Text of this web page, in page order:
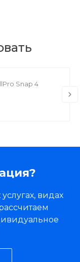
Snap 4
видах